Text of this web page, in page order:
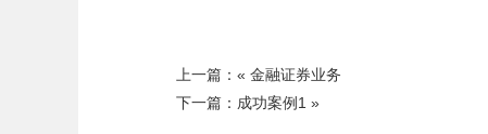
上一篇：« 金融证券业务
下一篇： 成功案例1 »